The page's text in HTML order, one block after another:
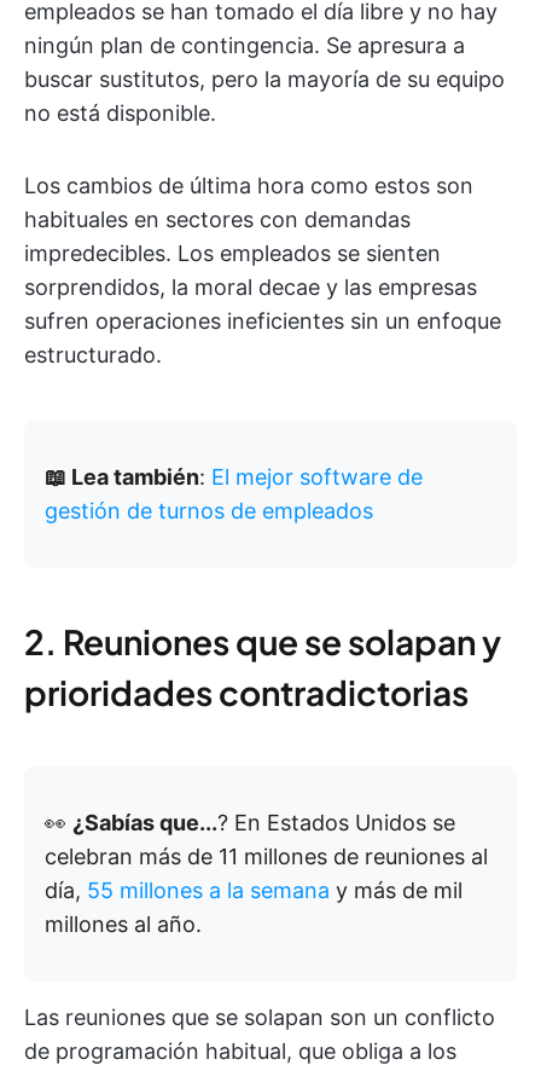
empleados se han tomado el día libre y no hay
ningún plan de contingencia. Se apresura a
buscar sustitutos, pero la mayoría de su equipo
no está disponible.
Los cambios de última hora como estos son
habituales en sectores con demandas
impredecibles. Los empleados se sienten
sorprendidos, la moral decae y las empresas
sufren operaciones ineficientes sin un enfoque
estructurado.
📖 Lea también: El mejor software de
gestión de turnos de empleados
2. Reuniones que se solapan y
prioridades contradictorias
👀 ¿Sabías que...? En Estados Unidos se
celebran más de 11 millones de reuniones al
día, 55 millones a la semana y más de mil
millones al año.
Las reuniones que se solapan son un conflicto
de programación habitual, que obliga a los